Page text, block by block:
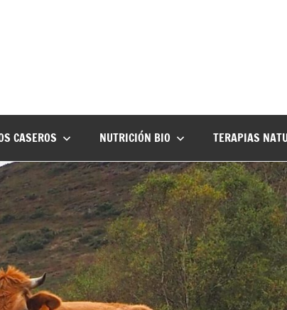
CASEROS NUTRICIÓN BIO TERAPIAS